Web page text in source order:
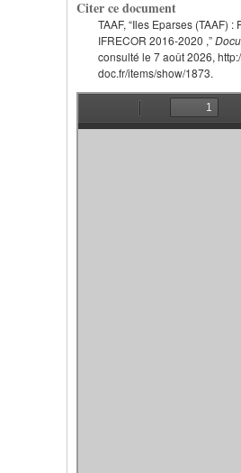
Citer ce document
TAAF, “Iles Eparses (TAAF) :
IFRECOR 2016-2020 ,”
consulté le 7 août 2026,
doc.fr/items/show/1873.